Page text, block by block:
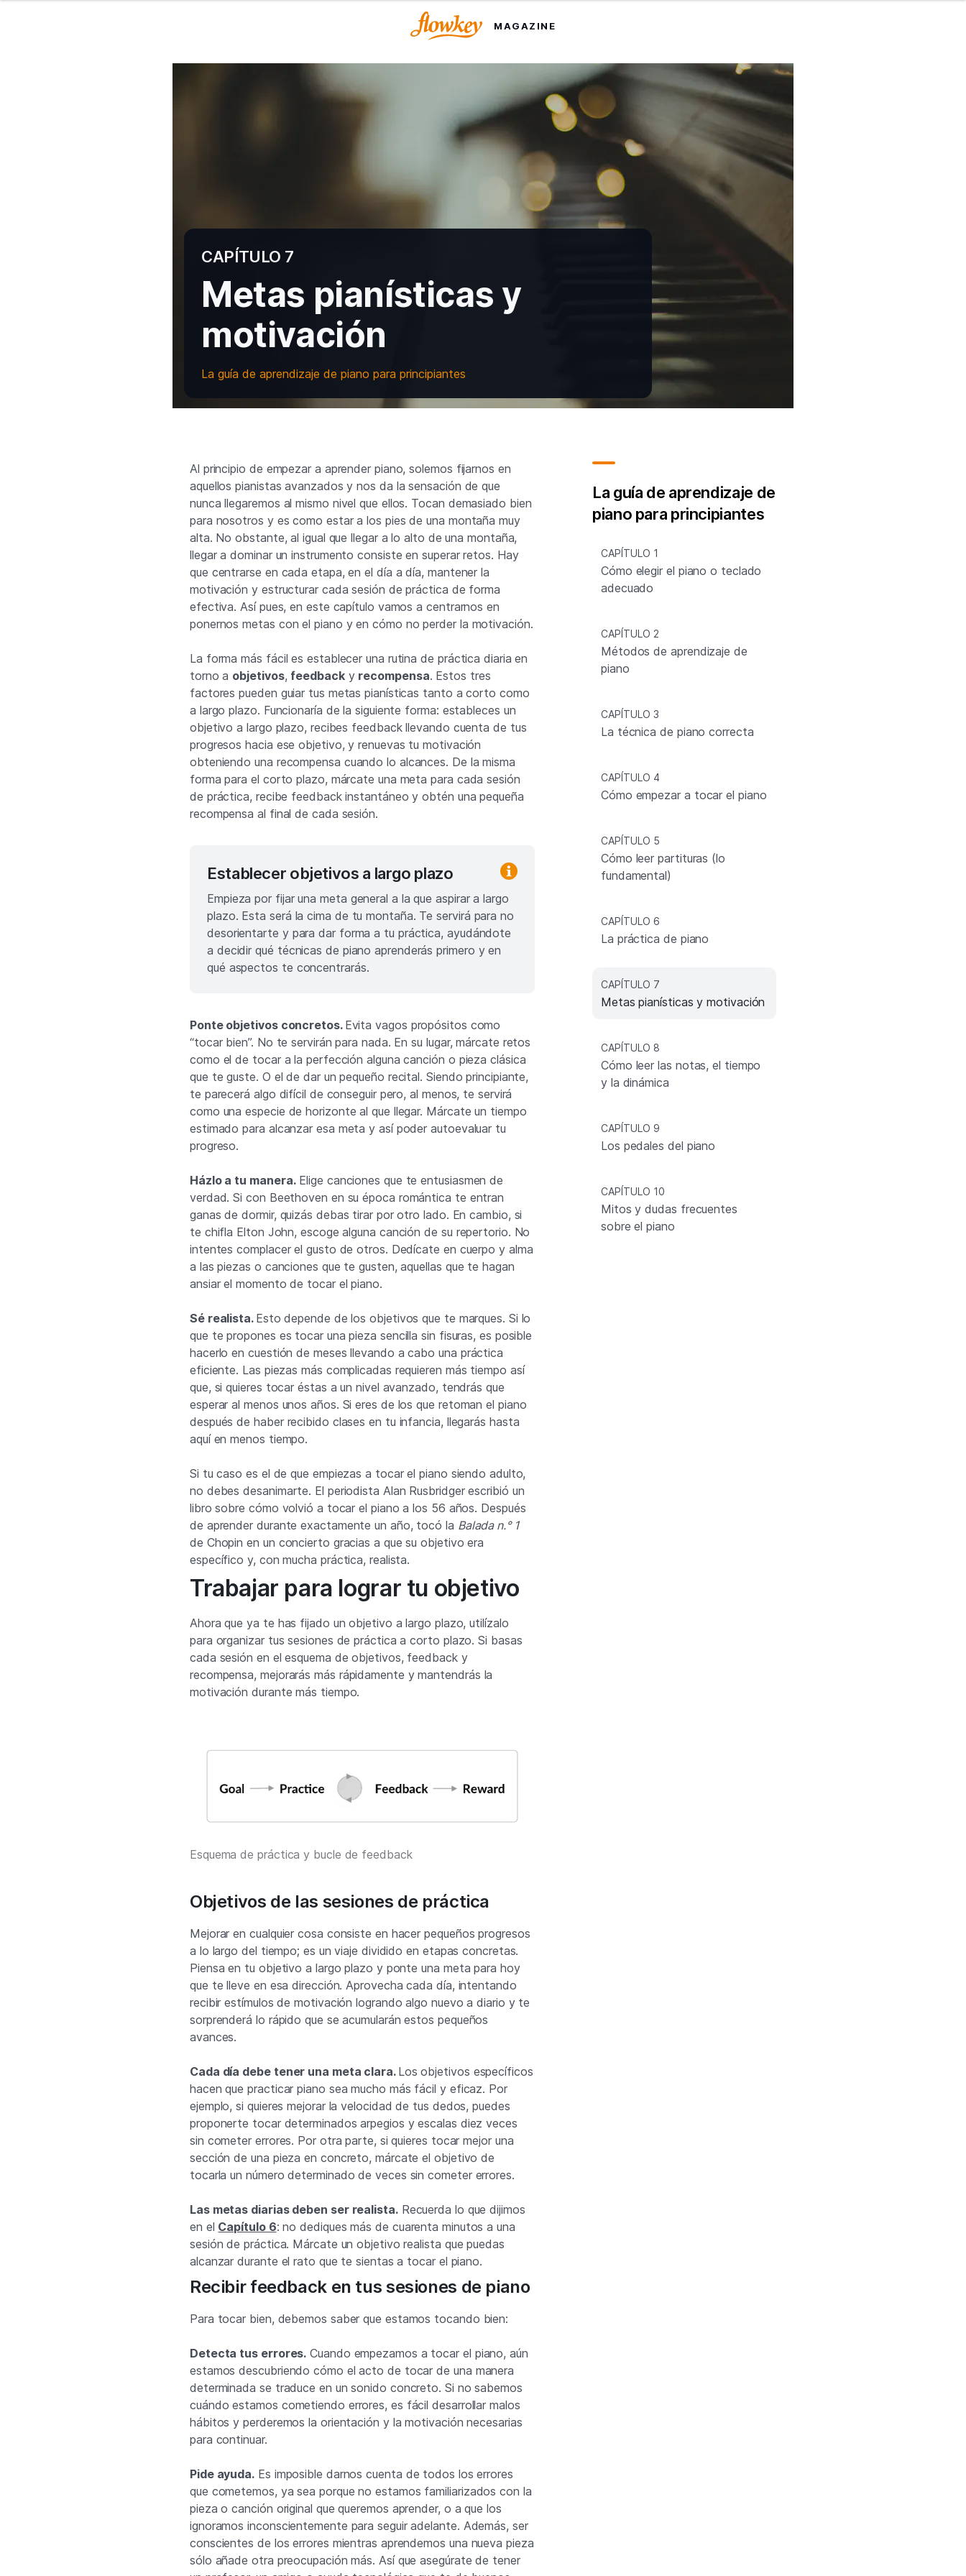
MAGAZINE
CAPÍTULO 7
Metas pianísticas y
motivación
La guía de aprendizaje de piano para principiantes
Al principio de empezar a aprender piano, solemos fijarnos en
aquellos pianistas avanzados y nos da la sensación de que
nunca llegaremos al mismo nivel que ellos. Tocan demasiado bien
para nosotros y es como estar a los pies de una montaña muy
alta. No obstante, al igual que llegar a lo alto de una montaña,
llegar a dominar un instrumento consiste en superar retos. Hay
que centrarse en cada etapa, en el día a día, mantener la
motivación y estructurar cada sesión de práctica de forma
efectiva. Así pues, en este capítulo vamos a centrarnos en
ponernos metas con el piano y en cómo no perder la motivación.
La forma más fácil es establecer una rutina de práctica diaria en
torno a objetivos, feedbacky recompensa. Estos tres
factores pueden guiar tus metas pianísticas tanto a corto como
a largo plazo. Funcionaría de la siguiente forma: estableces un
objetivo a largo plazo, recibes feedback llevando cuenta de tus
progresos hacia ese objetivo, y renuevas tu motivación
obteniendo una recompensa cuando lo alcances. De la misma
forma para el corto plazo, márcate una meta para cada sesión
de práctica, recibe feedback instantáneo y obtén una pequeña
recompensa al final de cada sesión.
Establecer objetivos a largo plazo
Empieza por fijar una meta general a la que aspirar a largo
plazo. Esta será la cima de tu montaña. Te servirá para no
desorientarte y para dar forma a tu práctica, ayudándote
a decidir qué técnicas de piano aprenderás primero y en
qué aspectos te concentrarás.
Ponte objetivos concretos. Evita vagos propósitos como
“tocar bien”. No te servirán para nada. En su lugar, márcate retos
como el de tocar a la perfección alguna canción o pieza clásica
que te guste. O el de dar un pequeño recital. Siendo principiante,
te parecerá algo difícil de conseguir pero, al menos, te servirá
como una especie de horizonte al que llegar. Márcate un tiempo
estimado para alcanzar esa meta y así poder autoevaluar tu
progreso.
Házlo a tu manera.Elige canciones que te entusiasmen de
verdad. Si con Beethoven en su época romántica te entran
ganas de dormir, quizás debas tirar por otro lado. En cambio, si
te chifla Elton John, escoge alguna canción de su repertorio. No
intentes complacer el gusto de otros. Dedícate en cuerpo y alma
a las piezas o canciones que te gusten, aquellas que te hagan
ansiar el momento de tocar el piano.
Sé realista. Esto depende de los objetivos que te marques. Si lo
que te propones es tocar una pieza sencilla sin fisuras, es posible
hacerlo en cuestión de meses llevando a cabo una práctica
eficiente. Las piezas más complicadas requieren más tiempo así
que, si quieres tocar éstas a un nivel avanzado, tendrás que
esperar al menos unos años. Si eres de los que retoman el piano
después de haber recibido clases en tu infancia, llegarás hasta
aquí en menos tiempo.
Si tu caso es el de que empiezas a tocar el piano siendo adulto,
no debes desanimarte. El periodista Alan Rusbridger escribió un
libro sobre cómo volvió a tocar el piano a los 56 años. Después
de aprender durante exactamente un año, tocó la Balada n.° 1
de Chopin en un concierto gracias a que su objetivo era
específico y, con mucha práctica, realista.
Trabajar para lograr tu objetivo
Ahora que ya te has fijado un objetivo a largo plazo, utilízalo
para organizar tus sesiones de práctica a corto plazo. Si basas
cada sesión en el esquema de objetivos, feedback y
recompensa, mejorarás más rápidamente y mantendrás la
motivación durante más tiempo.
Esquema de práctica y bucle de feedback
Objetivos de las sesiones de práctica
Mejorar en cualquier cosa consiste en hacer pequeños progresos
a lo largo del tiempo; es un viaje dividido en etapas concretas.
Piensa en tu objetivo a largo plazo y ponte una meta para hoy
que te lleve en esa dirección. Aprovecha cada día, intentando
recibir estímulos de motivación logrando algo nuevo a diario y te
sorprenderá lo rápido que se acumularán estos pequeños
avances.
Cada día debe tener una meta clara. Los objetivos específicos
hacen que practicar piano sea mucho más fácil y eficaz. Por
ejemplo, si quieres mejorar la velocidad de tus dedos, puedes
proponerte tocar determinados arpegios y escalas diez veces
sin cometer errores. Por otra parte, si quieres tocar mejor una
sección de una pieza en concreto, márcate el objetivo de
tocarla un número determinado de veces sin cometer errores.
Las metas diarias deben ser realista.Recuerda lo que dijimos
en el Capítulo 6: no dediques más de cuarenta minutos a una
sesión de práctica. Márcate un objetivo realista que puedas
alcanzar durante el rato que te sientas a tocar el piano.
Recibir feedback en tus sesiones de piano
Para tocar bien, debemos saber que estamos tocando bien:
Detecta tus errores. Cuando empezamos a tocar el piano, aún
estamos descubriendo cómo el acto de tocar de una manera
determinada se traduce en un sonido concreto. Si no sabemos
cuándo estamos cometiendo errores, es fácil desarrollar malos
hábitos y perderemos la orientación y la motivación necesarias
para continuar.
Pide ayuda. Es imposible darnos cuenta de todos los errores
que cometemos, ya sea porque no estamos familiarizados con la
pieza o canción original que queremos aprender, o a que los
ignoramos inconscientemente para seguir adelante. Además, ser
conscientes de los errores mientras aprendemos una nueva pieza
sólo añade otra preocupación más. Así que asegúrate de tener
La guía de aprendizaje de
piano para principiantes
CAPÍTULO 1
Cómo elegir el piano o teclado
adecuado
CAPÍTULO 2
Métodos de aprendizaje de
piano
CAPÍTULO 3
La técnica de piano correcta
CAPÍTULO 4
Cómo empezar a tocar el piano
CAPÍTULO 5
Cómo leer partituras (lo
fundamental)
CAPÍTULO 6
La práctica de piano
CAPÍTULO 7
Metas pianísticas y motivación
CAPÍTULO 8
Cómo leer las notas, el tiempo
y la dinámica
CAPÍTULO 9
Los pedales del piano
CAPÍTULO 10
Mitos y dudas frecuentes
sobre el piano